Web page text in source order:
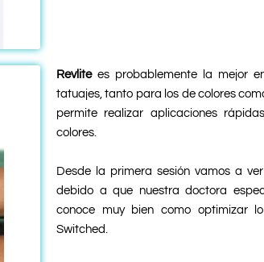
Revlitees probablemente la mejor
tatuajes, tanto para los de colores
permite realizar aplicaciones
colores.
Desde la primera sesión vamos a
debido a que nuestra doctora
conoce muy bien como optimizar
Switched.